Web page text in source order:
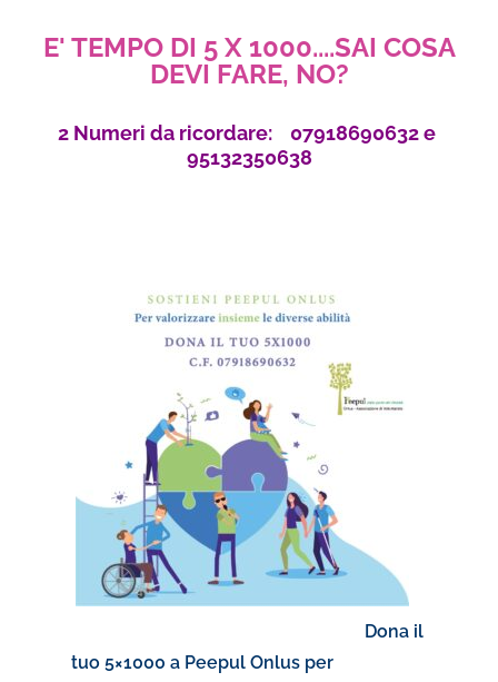
E' TEMPO DI 5 X 1000....SAI COSA
DEVI FARE, NO?
2 Numeri da ricordare: 07918690632 e
95132350638
Dona il
tuo 5×1000 a Peepul Onlus per